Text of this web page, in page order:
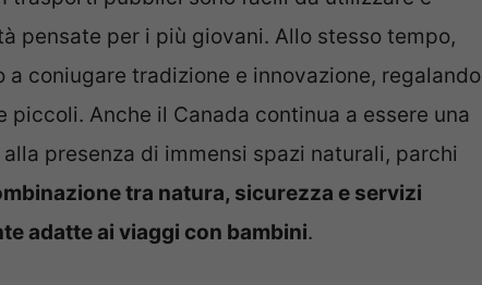
pensate per i più giovani. Allo stesso tempo,
a coniugare tradizione e innovazione, regalando
Anche il Canada continua a essere una
presenza di immensi spazi naturali, parchi
tra natura, sicurezza e servizi
adatte ai viaggi con bambini.